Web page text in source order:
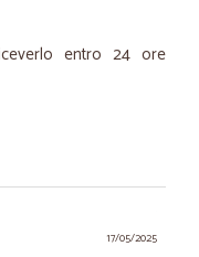
entro 24 ore
17/05/2025